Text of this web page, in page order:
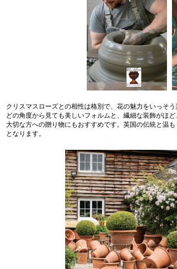
クリスマスローズとの相性は格別で、花の魅力をいっそう
どの角度から見ても美しいフォルムと、繊細な装飾がほ
大切な方への贈り物にもおすすめです。英国の伝統と温
となります。